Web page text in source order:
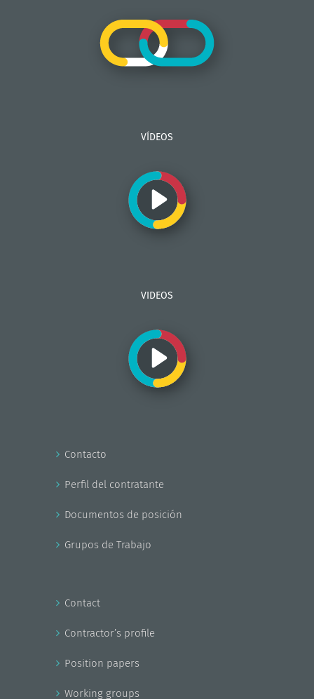
VÍDEOS
VIDEOS
Contacto
Perfil del contratante
Documentos de posición
Grupos de Trabajo
Contact
Contractor’s profile
Position papers
Working groups